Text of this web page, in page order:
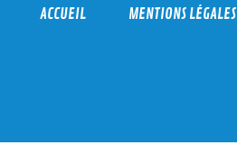
ACCUEIL MENTIONS LÉGALES